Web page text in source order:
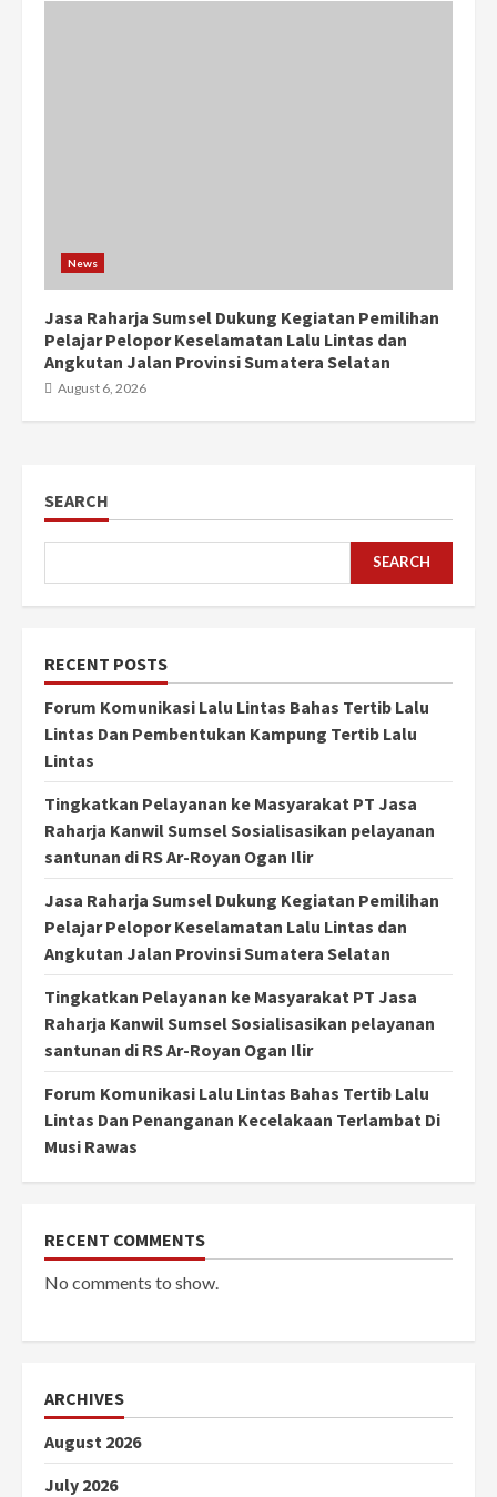
News
Jasa Raharja Sumsel Dukung Kegiatan Pemilihan
Pelajar Pelopor Keselamatan Lalu Lintas dan
Angkutan Jalan Provinsi Sumatera Selatan
August 6, 2026
SEARCH
SEARCH
RECENT POSTS
Forum Komunikasi Lalu Lintas Bahas Tertib Lalu
Lintas Dan Pembentukan Kampung Tertib Lalu
Lintas
Tingkatkan Pelayanan ke Masyarakat PT Jasa
Raharja Kanwil Sumsel Sosialisasikan pelayanan
santunan di RS Ar-Royan Ogan Ilir
Jasa Raharja Sumsel Dukung Kegiatan Pemilihan
Pelajar Pelopor Keselamatan Lalu Lintas dan
Angkutan Jalan Provinsi Sumatera Selatan
Tingkatkan Pelayanan ke Masyarakat PT Jasa
Raharja Kanwil Sumsel Sosialisasikan pelayanan
santunan di RS Ar-Royan Ogan Ilir
Forum Komunikasi Lalu Lintas Bahas Tertib Lalu
Lintas Dan Penanganan Kecelakaan Terlambat Di
Musi Rawas
RECENT COMMENTS
No comments to show.
ARCHIVES
August 2026
July 2026